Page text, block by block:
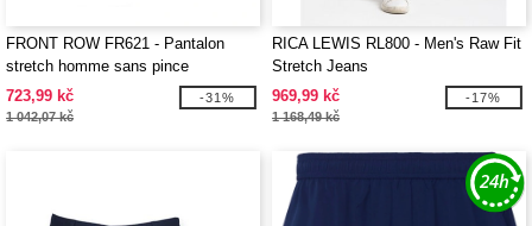
FRONT ROW FR621 - Pantalon
stretch homme sans pince
723,99 kč
1 042,07 kč
-31%
RICA LEWIS RL800 - Men's Raw Fit
Stretch Jeans
969,99 kč
1 168,49 kč
-17%